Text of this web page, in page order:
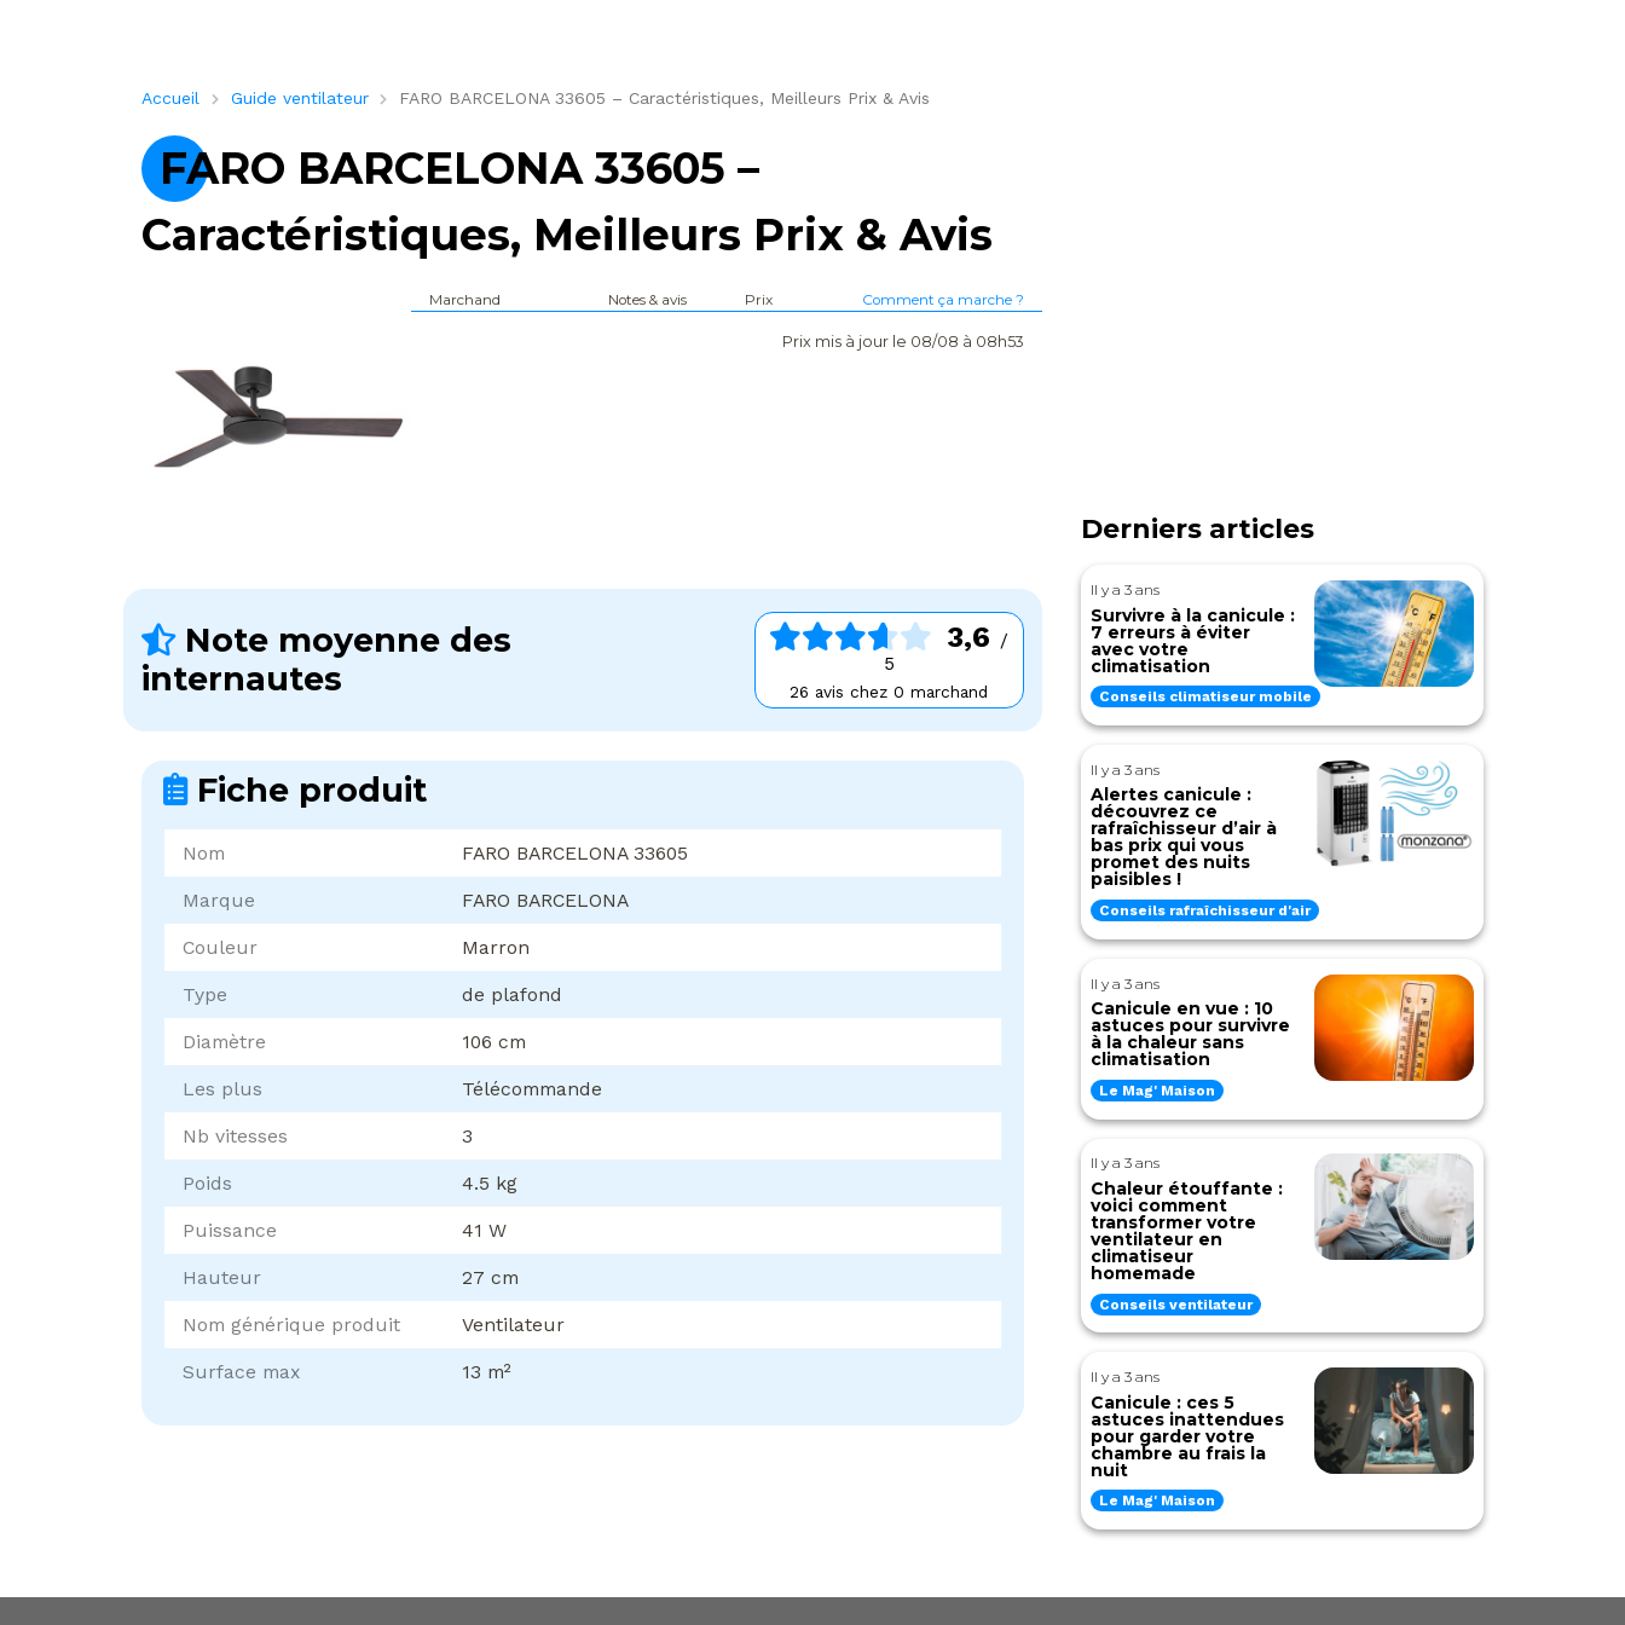
Accueil Guide ventilateur FARO BARCELONA 33605 – Caractéristiques, Meilleurs Prix & Avis
FARO BARCELONA 33605 –
Caractéristiques, Meilleurs Prix & Avis
Marchand Notes & avis Prix Comment ça marche ?
Prix mis à jour le 08/08 à 08h53
Note moyenne des
internautes
3,6 /
5
26 avis chez 0 marchand
Fiche produit
Nom FARO BARCELONA 33605
Marque FARO BARCELONA
Couleur Marron
Type de plafond
Diamètre 106 cm
Les plus Télécommande
Nb vitesses 3
Poids 4.5 kg
Puissance 41 W
Hauteur 27 cm
Nom générique produit Ventilateur
Surface max 13 m²
Derniers articles
Il y a 3 ans
Survivre à la canicule :
7 erreurs à éviter
avec votre
climatisation
Conseils climatiseur mobile
Il y a 3 ans
Alertes canicule :
découvrez ce
rafraîchisseur d’air à
bas prix qui vous
promet des nuits
paisibles !
Conseils rafraîchisseur d'air
Il y a 3 ans
Canicule en vue : 10
astuces pour survivre
à la chaleur sans
climatisation
Le Mag' Maison
Il y a 3 ans
Chaleur étouffante :
voici comment
transformer votre
ventilateur en
climatiseur
homemade
Conseils ventilateur
Il y a 3 ans
Canicule : ces 5
astuces inattendues
pour garder votre
chambre au frais la
nuit
Le Mag' Maison